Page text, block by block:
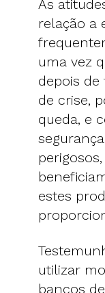
As
relação a
uma vez
depois
de crise,
queda, e
estes
utilizar
bancos